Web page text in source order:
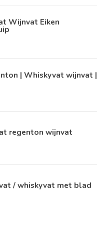
Wijnvat Eiken
| Whiskyvat wijnvat |
regenton wijnvat
/ whiskyvat met blad